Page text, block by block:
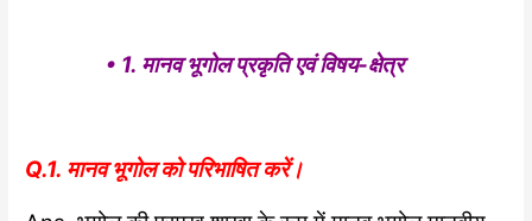
• 1. मानव भूगोल प्रकृति एवं विषय-क्षेत्र
Q.1. मानव भूगोल को परिभाषित करें।